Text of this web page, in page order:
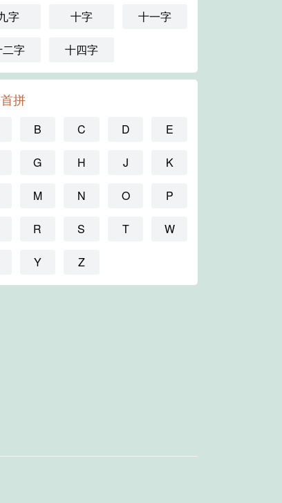
字 十字 十一字
字 十四字
拼
B C D E
G H J K
M N O P
R S T W
Y Z